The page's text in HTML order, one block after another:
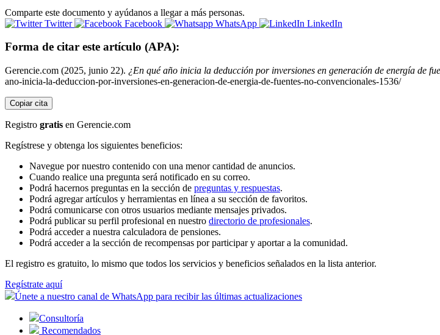
Comparte este documento y ayúdanos a llegar a más personas.
Twitter
Facebook WhatsApp LinkedIn
Forma de citar este artículo (APA):
Gerencie.com (2025, junio 22). ¿En qué año inicia la deducción por inversiones en generación de energía de
ano-inicia-la-deduccion-por-inversiones-en-generacion-de-energia-de-fuentes-no-convencionales-1536/
Copiar cita
Registro gratis en Gerencie.com
Regístrese y obtenga los siguientes beneficios:
Navegue por nuestro contenido con una menor cantidad de anuncios.
Cuando realice una pregunta será notificado en su correo.
Podrá hacernos preguntas en la sección de preguntas y respuestas.
Podrá agregar artículos y herramientas en línea a su sección de favoritos.
Podrá comunicarse con otros usuarios mediante mensajes privados.
Podrá publicar su perfil profesional en nuestro directorio de profesionales.
Podrá acceder a nuestra calculadora de pensiones.
Podrá acceder a la sección de recompensas por participar y aportar a la comunidad.
El registro es gratuito, lo mismo que todos los servicios y beneficios señalados en la lista anterior.
Regístrate aquí
Únete a nuestro canal de WhatsApp para recibir las últimas actualizaciones
Consultoría
Recomendados